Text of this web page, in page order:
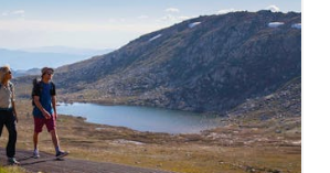
들고 다닐 필요가 없습니다. 이 가방
져 작은 배낭만 들고 산책을 즐길 수
공합니다. 계곡의 나무 사이에 자리한
도착하면 온수 샤워와 편안한 침대를